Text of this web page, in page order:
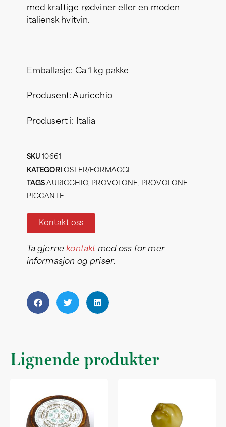
med kraftige rødviner eller en moden
italiensk hvitvin.
Emballasje: Ca 1 kg pakke
Produsent: Auricchio
Produsert i: Italia
SKU10661
KATEGORI OSTER/FORMAGGI
TAGS AURICCHIO, PROVOLONE, PROVOLONE
PICCANTE
Kontakt oss
Ta gjernekontaktmed oss for mer
informasjon og priser.
Lignende produkter